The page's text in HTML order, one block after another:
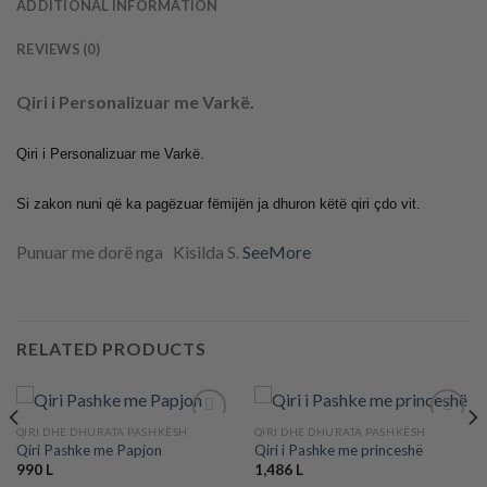
ADDITIONAL INFORMATION
REVIEWS (0)
Qiri i Personalizuar me Varkë.
Qiri i Personalizuar me Varkë.
Si zakon nuni që ka pagëzuar fëmijën ja dhuron këtë qiri çdo vit.
Punuar me dorë nga Kisilda S. SeeMore
RELATED PRODUCTS
QIRI DHE DHURATA PASHKËSH
Qiri Pashke me Papjon
990 L
QIRI DHE DHURATA PASHKËSH
Qiri i Pashke me princeshë
1,486 L